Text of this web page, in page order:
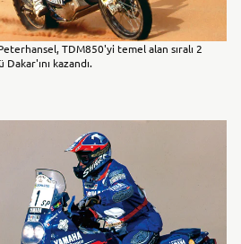
TDM850'yi temel alan sıralı 2
kazandı.